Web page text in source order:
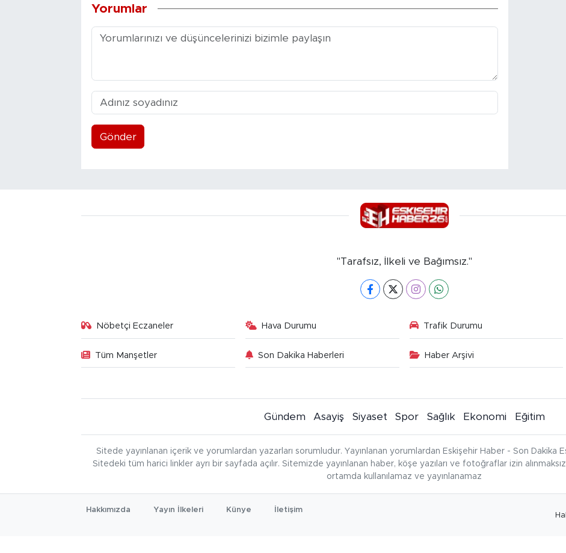
Yorumlar
Gönder
"Tarafsız, İlkeli ve Bağımsız."
Nöbetçi Eczaneler Hava Durumu Trafik Durumu
Tüm Manşetler Son Dakika Haberleri Haber Arşivi
Gündem Asayiş Siyaset Spor Sağlık Ekonomi Eğitim
Sitede yayınlanan içerik ve yorumlardan yazarları sorumludur. Yayınlanan yorumlardan Eskişehir Haber - Son Dakika
Sitedeki tüm harici linkler ayrı bir sayfada açılır. Sitemizde yayınlanan haber, köşe yazıları ve fotoğraflar izin
ortamda kullanılamaz ve yayınlanamaz
Hakkımızda Yayın İlkeleri Künye İletişim